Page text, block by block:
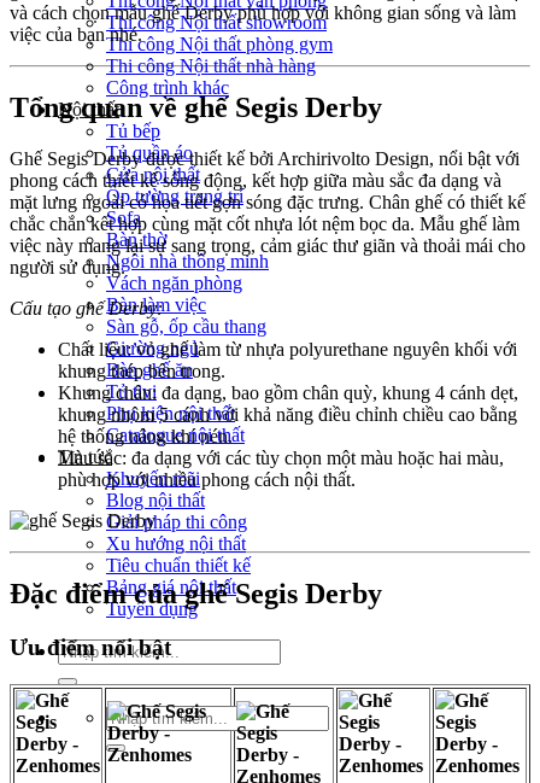
Thi công Nội thất showroom
Thi công Nội thất phòng gym
Thi công Nội thất nhà hàng
Công trình khác
Nội thất
Tủ bếp
Tủ quần áo
Cửa nội thất
Ốp tường trang trí
Sofa
Bàn thờ
Ngôi nhà thông minh
Vách ngăn phòng
Bàn làm việc
Sàn gỗ, ốp cầu thang
Giường ngủ
Bàn ghế ăn
Tủ tivi
Phụ kiện nội thất
Catalogue nội thất
Tin tức
Khuyến mãi
Blog nội thất
Giải pháp thi công
Xu hướng nội thất
Tiêu chuẩn thiết kế
Bảng giá nội thất
Tuyển dụng
Tìm
kiếm:
Tìm
kiếm:
và cách chọn mẫu ghế Derby phù hợp với không gian sống và làm
việc của bạn nhé.
Tổng quan về ghế Segis Derby
Ghế Segis Derby được thiết kế bởi Archirivolto Design, nổi bật với
phong cách thiết kế sống động, kết hợp giữa màu sắc đa dạng và
mặt lưng ngoài có họa tiết gợn sóng đặc trưng. Chân ghế có thiết kế
chắc chắn kết hợp cùng mặt cốt nhựa lót nệm bọc da. Mẫu ghế làm
việc này mang lại sự sang trọng, cảm giác thư giãn và thoải mái cho
người sử dụng.
Cấu tạo ghế Derby:
Chất liệu: vỏ ghế làm từ nhựa polyurethane nguyên khối với
khung thép bên trong.
Khung chân: đa dạng, bao gồm chân quỳ, khung 4 cánh dẹt,
khung nhôm 5 cánh với khả năng điều chỉnh chiều cao bằng
hệ thống nâng khí nén.
Màu sắc: đa dạng với các tùy chọn một màu hoặc hai màu,
phù hợp với nhiều phong cách nội thất.
Đặc điểm của ghế Segis Derby
Ưu điểm nổi bật